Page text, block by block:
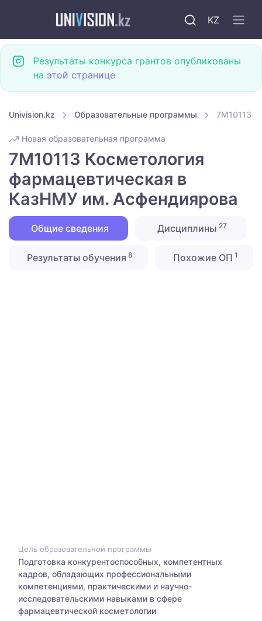
KZ
Результаты конкурса грантов опубликованы
на этой странице
Univision.kz Образовательные программы 7M10113
Новая образовательная программа
7M10113 Косметология
фармацевтическая в
КазНМУ им. Асфендиярова
Общие сведения Дисциплины 27
Результаты обучения 8 Похожие ОП 1
Цель образовательной программы
Подготовка конкурентоспособных, компетентных
кадров, обладающих профессиональными
компетенциями, практическими и научно-
исследовательскими навыками в сфере
фармацевтической косметологии